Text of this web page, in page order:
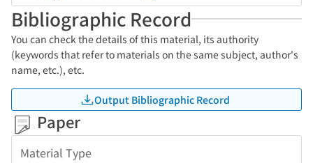
Bibliographic Record
You can check the details of this material, its authority
(keywords that refer to materials on the same subject, author's
name, etc.), etc.
Output Bibliographic Record
Paper
Material Type